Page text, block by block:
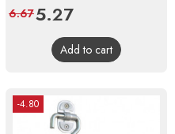
Price
5.27Regular
price
6.67
Add to cart
-4.80